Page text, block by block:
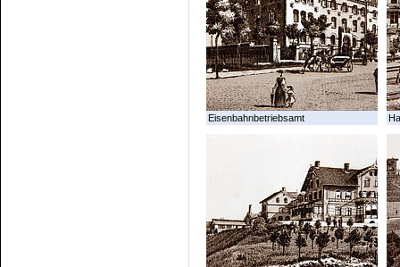
Eisenbahnbetriebsamt